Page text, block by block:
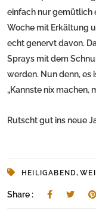
einfach nur gemütlich
Woche mit Erkältung
echt genervt davon.
Sprays mit dem
werden. Nun denn, es
„Kannste nix machen,
Rutscht gut ins neue
HEILIGABEND,
Share :